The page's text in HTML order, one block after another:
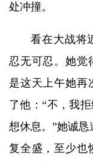
处冲撞。
看在大战将
忍无可忍。她觉
是这天上午她再
了他：“不，我
想休息。”她诚
复全盛，至少也